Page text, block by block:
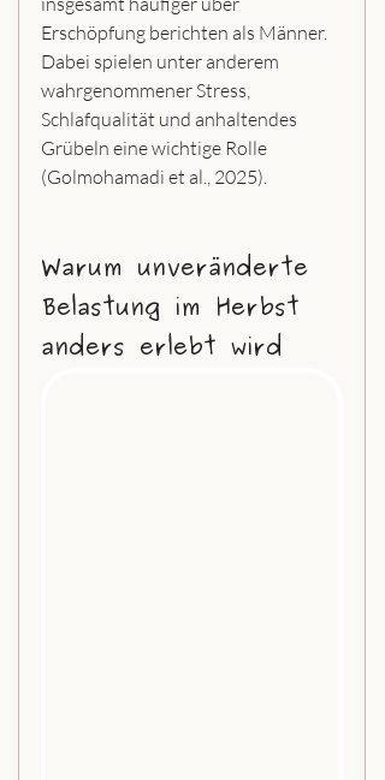
Erschöpfung berichten als Männer.
Dabei spielen unter anderem
wahrgenommener Stress,
Schlafqualität und anhaltendes
Grübeln eine wichtige Rolle
(Golmohamadi et al., 2025).
Warum unveränderte
Belastung im Herbst
anders erlebt wird